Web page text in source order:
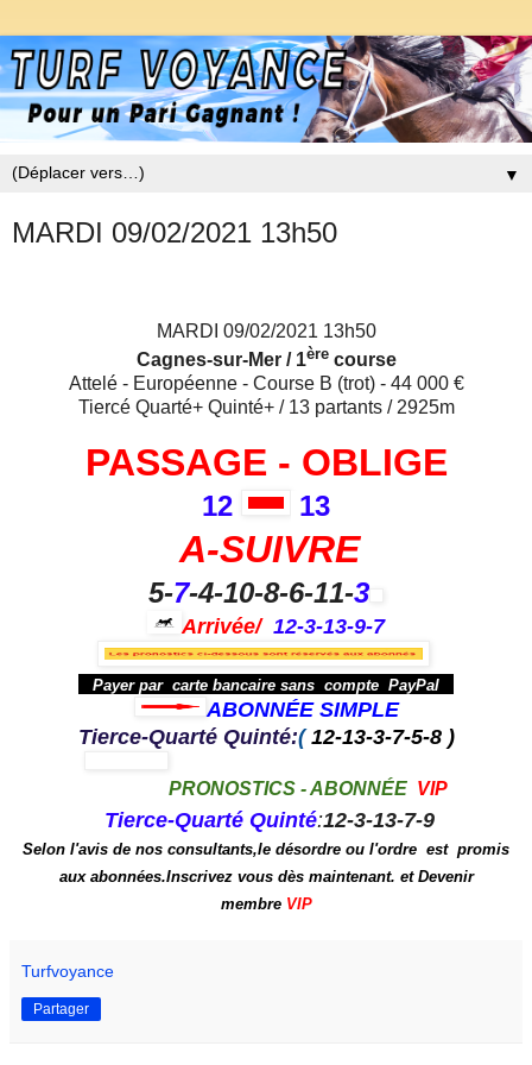
▼
MARDI 09/02/2021 13h50
MARDI 09/02/2021 13h50
Cagnes-sur-Mer / 1èrecourse
Attelé - Européenne - Course B (trot) - 44 000 €
Tiercé Quarté+ Quinté+ / 13 partants / 2925m
PASSAGE - OBLIGE
12 13
A-SUIVRE
5-7-4-10-8-6-11-3
Arrivée/ 12-3-13-9-7
Payer par carte bancaire sans compte PayPal
ABONNÉE SIMPLE
Tierce-Quarté Quinté:(12-13-3-7-5-8 )
PRONOSTICS - ABONNÉE VIP
Tierce-Quarté Quinté:12-3-13-7-9
Selon l'avis de nos consultants,le désordre ou l'ordre est promis
aux abonnées.Inscrivez vous dès maintenant. et Devenir
membre VIP
Turfvoyance
Partager